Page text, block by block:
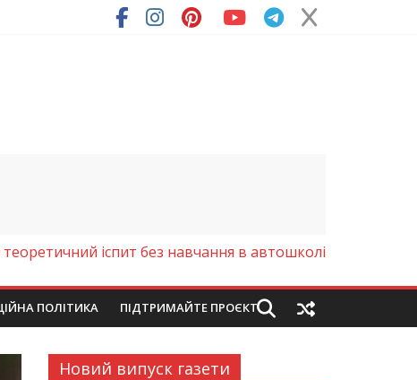
іспит без навчання в автошколі
ПОЛІТИКА ПІДТРИМАЙТЕ ПРОЄКТ
Новий випуск газети